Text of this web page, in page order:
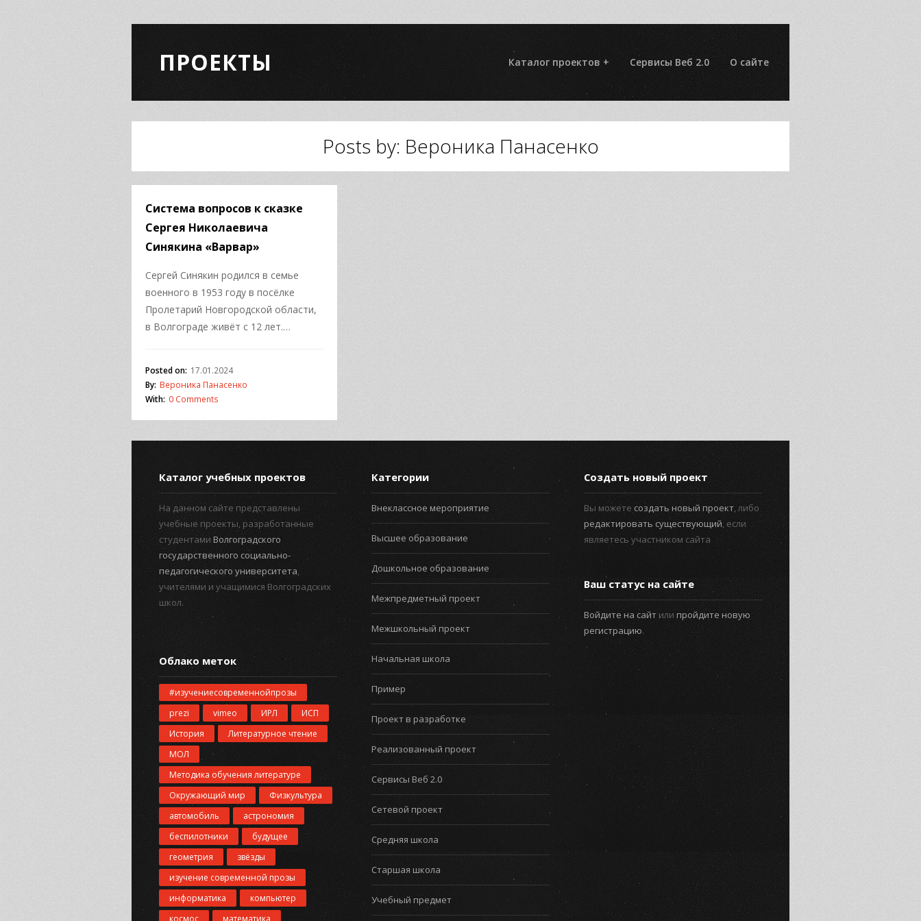
ПРОЕКТЫ Каталог проектов + Сервисы Веб 2.0 О сайте
Posts by: Вероника Панасенко
Система вопросов к сказке
Сергея Николаевича
Синякина «Варвар»
Сергей Синякин родился в семье
военного в 1953 году в посёлке
Пролетарий Новгородской области,
в Волгограде живёт с 12 лет.…
Posted on: 17.01.2024
By: Вероника Панасенко
With: 0 Comments
Каталог учебных проектов
На данном сайте представлены
учебные проекты, разработанные
студентамиВолгоградского
государственного социально-
педагогического университета,
учителями и учащимися Волгоградских
школ.
Облако меток
#изучениесовременнойпрозы
prezi
vimeo ИРЛ
ИСП
История
Литературное чтение
МОЛ
Методика обучения литературе
Окружающий мир
Физкультура
автомобиль
астрономия
беспилотники
будущее
геометрия
звёзды
изучение современной прозы
информатика
компьютер
космос
математика
Категории
Внеклассное мероприятие
Высшее образование
Дошкольное образование
Межпредметный проект
Межшкольный проект
Начальная школа
Пример
Проект в разработке
Реализованный проект
Сервисы Веб 2.0
Сетевой проект
Средняя школа
Старшая школа
Учебный предмет
Создать новый проект
Вы можете создать новый проект, либо
редактировать существующий, если
являетесь участником сайта
Ваш статус на сайте
Войдите на сайт или пройдите новую
регистрацию.